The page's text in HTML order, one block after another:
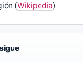
(Wikipedia)